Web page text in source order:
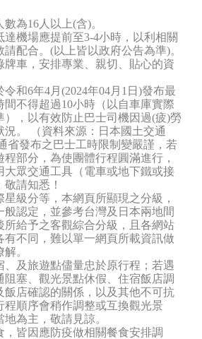
為16人以上(含)。
達機場應提前至3-4小時，以利相關
配合。(以上皆以政府公告為準)。
牌車，安排專業、親切、貼心的資
令和6年4月(2024年04月1日)發布最
間不得超過10小時（以自車庫實際
），以有效防止巴士司機因過(疲)勞
況。 （資料來源：日本國土交通
省發布之巴士工時限制變嚴謹，若
部分，為使團體行程圓滿進行，
大眾交通工具（電車或地下鐵或接
請知悉！
星級分等，本網頁所顯現之分級，
般認定，並參考台灣及日本兩地間
所給予之客觀綜合分級，且各網站
有不同，難以單一網頁所載資訊做
。
、及旅遊點儘量忠於原行程；若遇
阻塞、觀光景點休假、住宿飯店調
飯店確認的關係，以及其他不可抗
程順序會稍作調整或互換觀光景
為主，敬請見諒。
，皆因應防疫做相關餐食安排調